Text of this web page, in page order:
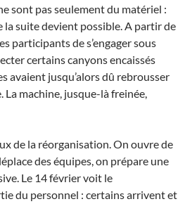
sont pas seulement du matériel :
la suite devient possible. A partir de
participants de s’engager sous
certains canyons encaissés
avaient jusqu’alors dû rebrousser
La machine, jusque-là freinée,
de la réorganisation. On ouvre de
des équipes, on prépare une
Le 14 février voit le
du personnel : certains arrivent et